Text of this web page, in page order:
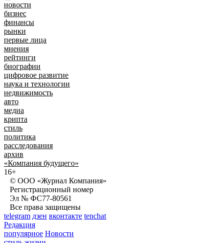
новости
бизнес
финансы
рынки
первые лица
мнения
рейтинги
биографии
цифровое развитие
наука и технологии
недвижимость
авто
медиа
крипта
стиль
политика
расследования
архив
«Компания будущего»
16+
© ООО «Журнал Компания»
Регистрационный номер
Эл № ФС77-80561
Все права защищены
telegram дзен вконтакте tenchat
Редакция
популярное Новости